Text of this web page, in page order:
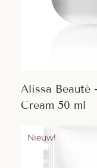
Alissa Beauté
Cream 50 ml
Nieuw!